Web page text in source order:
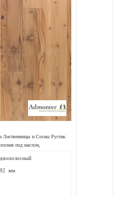
Лиственницы и Сосны Рустик
под маслом,
мм